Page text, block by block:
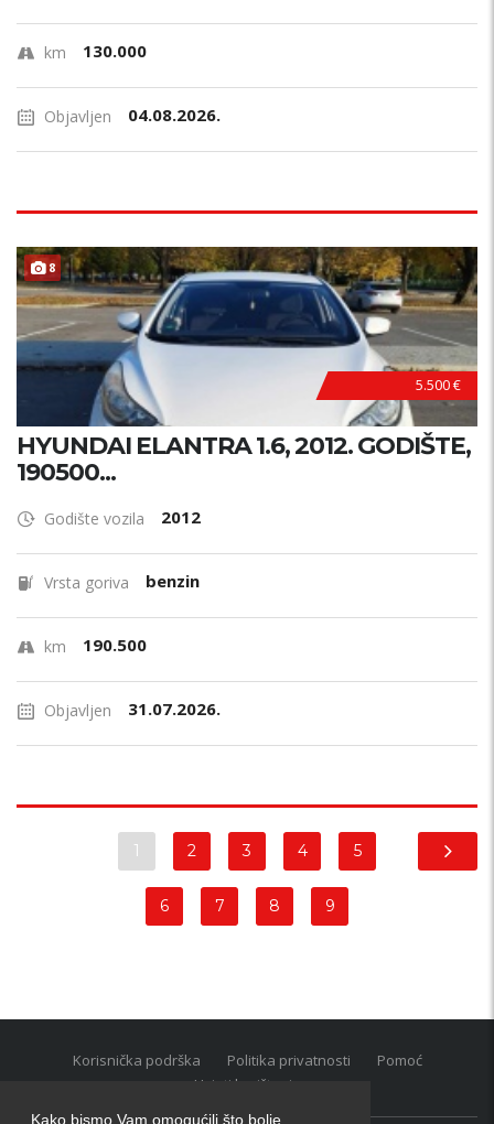
Kako bismo Vam omogućili što bolje
km 130.000
Objavljen 04.08.2026.
8
5.500 €
HYUNDAI ELANTRA 1.6, 2012. GODIŠTE,
190500...
Godište vozila 2012
Vrsta goriva benzin
km 190.500
Objavljen 31.07.2026.
1 2 3 4 5
6 7 8 9
Korisnička podrška Politika privatnosti
Pomoć
Uvjeti korištenja